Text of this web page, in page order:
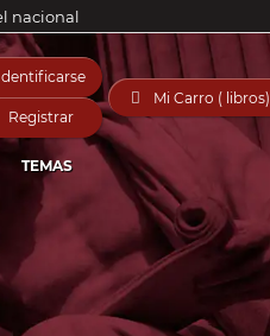
nacional
Registrar
 Mi Carro ( libros)
TEMAS